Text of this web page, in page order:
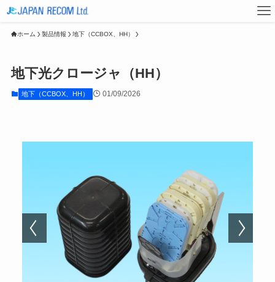
ホーム 製品情報 地下（CCBOX、HH）
地下光クロージャ（HH）
地下（CCBOX、HH） 01/09/2026